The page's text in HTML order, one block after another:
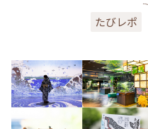
たびレポ